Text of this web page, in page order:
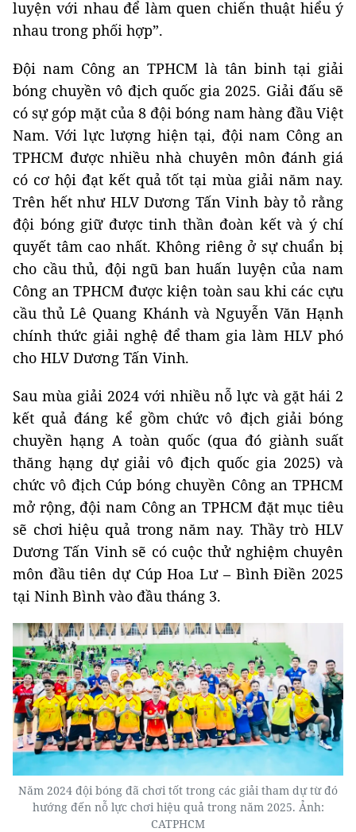
luyện với nhau để làm quen chiến thuật hiểu ý
nhau trong phối hợp”.
Đội nam Công an TPHCM là tân binh tại giải
bóng chuyền vô địch quốc gia 2025. Giải đấu sẽ
có sự góp mặt của 8 đội bóng nam hàng đầu Việt
Nam. Với lực lượng hiện tại, đội nam Công an
TPHCM được nhiều nhà chuyên môn đánh giá
có cơ hội đạt kết quả tốt tại mùa giải năm nay.
Trên hết như HLV Dương Tấn Vinh bày tỏ rằng
đội bóng giữ được tinh thần đoàn kết và ý chí
quyết tâm cao nhất. Không riêng ở sự chuẩn bị
cho cầu thủ, đội ngũ ban huấn luyện của nam
Công an TPHCM được kiện toàn sau khi các cựu
cầu thủ Lê Quang Khánh và Nguyễn Văn Hạnh
chính thức giải nghệ để tham gia làm HLV phó
cho HLV Dương Tấn Vinh.
Sau mùa giải 2024 với nhiều nỗ lực và gặt hái 2
kết quả đáng kể gồm chức vô địch giải bóng
chuyền hạng A toàn quốc (qua đó giành suất
thăng hạng dự giải vô địch quốc gia 2025) và
chức vô địch Cúp bóng chuyền Công an TPHCM
mở rộng, đội nam Công an TPHCM đặt mục tiêu
sẽ chơi hiệu quả trong năm nay. Thầy trò HLV
Dương Tấn Vinh sẽ có cuộc thử nghiệm chuyên
môn đầu tiên dự Cúp Hoa Lư – Bình Điền 2025
tại Ninh Bình vào đầu tháng 3.
Năm 2024 đội bóng đã chơi tốt trong các giải tham dự từ đó
hướng đến nỗ lực chơi hiệu quả trong năm 2025. Ảnh:
CATPHCM